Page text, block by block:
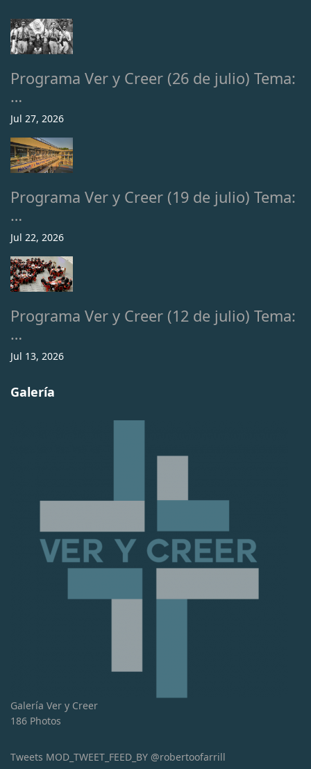
Programa Ver y Creer (26 de julio) Tema:
…
Jul 27, 2026
Programa Ver y Creer (19 de julio) Tema:
…
Jul 22, 2026
Programa Ver y Creer (12 de julio) Tema:
…
Jul 13, 2026
Galería
Galería Ver y Creer
186 Photos
Tweets MOD_TWEET_FEED_BY @robertoofarrill